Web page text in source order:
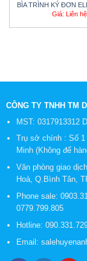
BÌA TRÌNH KÝ ĐƠN
Giá: Liên hệ
CÔNG TY TNHH TM
MST: 0317913312
Trụ sở chính : Số 1
Minh (Không để
Văn phòng giao
Hoà, Q.Bình Tân,
Phone sale:
0779.799.805
Hotline:
Email: